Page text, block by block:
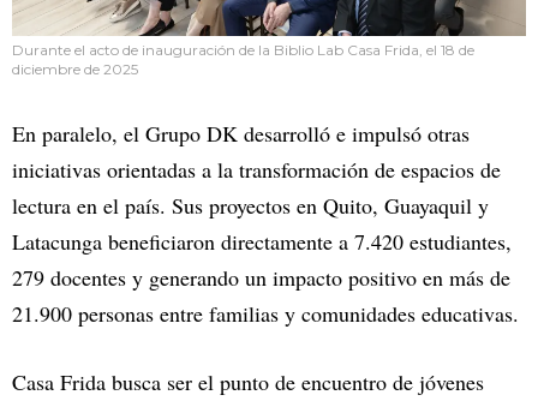
Durante el acto de inauguración de la Biblio Lab Casa Frida, el 18 de
diciembre de 2025
En paralelo, el Grupo DK desarrolló e impulsó otras
iniciativas orientadas a la transformación de espacios de
lectura en el país. Sus proyectos en Quito, Guayaquil y
Latacunga beneficiaron directamente a 7.420 estudiantes,
279 docentes y generando un impacto positivo en más de
21.900 personas entre familias y comunidades educativas.
Casa Frida busca ser el punto de encuentro de jóvenes